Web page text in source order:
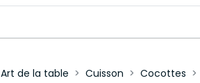
Art de la table Cuisson Cocottes